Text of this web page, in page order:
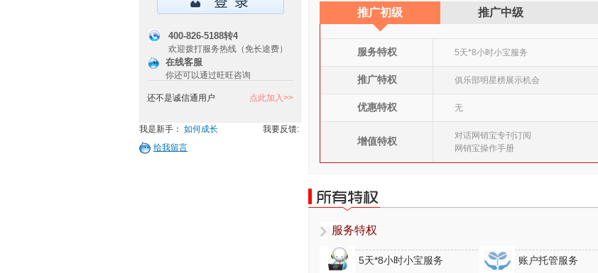
400-826-5188转4
欢迎拨打服务热线（免长途费）
在线客服
你还可以通过旺旺咨询
还不是诚信通用户 点此加入>>
推广初级
◆ 推广中级
服务特权 5天*8小时小宝服务
推广特权 俱乐部明星榜展示机会
优惠特权 无
增值特权
对话网销宝专刊订阅
网销宝操作手册
服务特权
5天*8小时小宝服务 账户托管服务
我是新手： 如何成长
我要反馈:
给我留言